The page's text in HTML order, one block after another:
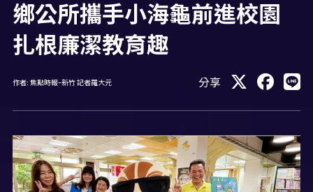
鄉公所攜手小海龜前進校園
扎根廉潔教育趣
作者: 焦點時報-新竹 記者羅大元 分享